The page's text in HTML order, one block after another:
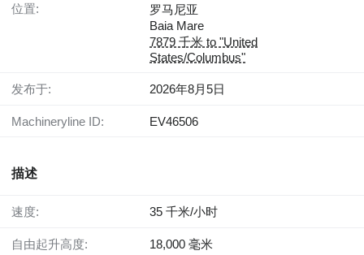
位置:
罗马尼亚
Baia Mare
7879 千米 to "United
States/Columbus"
发布于: 2026年8月5日
Machineryline ID: EV46506
描述
速度: 35 千米/小时
自由起升高度: 18,000 毫米